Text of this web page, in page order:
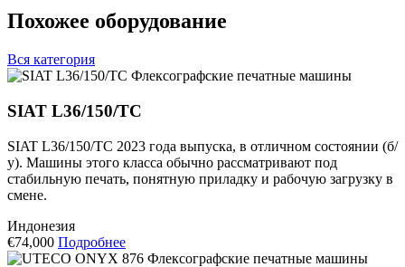
Похожее оборудование
Вся категория
Флексографские печатные машины
SIAT L36/150/TC
SIAT L36/150/TC 2023 года выпуска, в отличном состоянии (б/
у). Машины этого класса обычно рассматривают под
стабильную печать, понятную приладку и рабочую загрузку в
смене.
Индонезия
€74,000 Подробнее
Флексографские печатные машины